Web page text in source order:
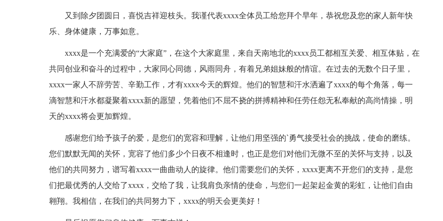
又到除夕团圆日，喜悦吉祥迎枝头。我谨代表xxxx全体员工给您拜个早年，恭祝您及您的家人新年快
乐、身体健康，万事如意。
xxxx是一个充满爱的“大家庭”，在这个大家庭里，来自天南地北的xxxx员工都相互关爱、相互体贴，在
共同创业和奋斗的过程中，大家同心同德，风雨同舟，有着兄弟姐妹般的情谊。在过去的无数个日子里，
xxxx一家人不辞劳苦、辛勤工作，才有xxxx今天的辉煌。他们的智慧和汗水洒遍了xxxx的每个角落，每一
滴智慧和汗水都凝聚着xxxx新的愿望，凭着他们不屈不挠的拼搏精神和任劳任怨无私奉献的高尚情操，明
天的xxxx将会更加辉煌。
感谢您们给予孩子的爱，是您们的宽容和理解，让他们用坚强的`勇气接受社会的挑战，使命的磨练。
您们默默无闻的关怀，宽容了他们多少个日夜不相逢时，也正是您们对他们无微不至的关怀与支持，以及
他们的共同努力，谱写着xxxx一曲曲动人的旋律。他们需要您们的关怀，xxxx更离不开您们的支持，是您
们把最优秀的人交给了xxxx，交给了我，让我肩负亲情的使命，与您们一起架起金黄的彩虹，让他们自由
翱翔。我相信，在我们的共同努力下，xxxx的明天会更美好！